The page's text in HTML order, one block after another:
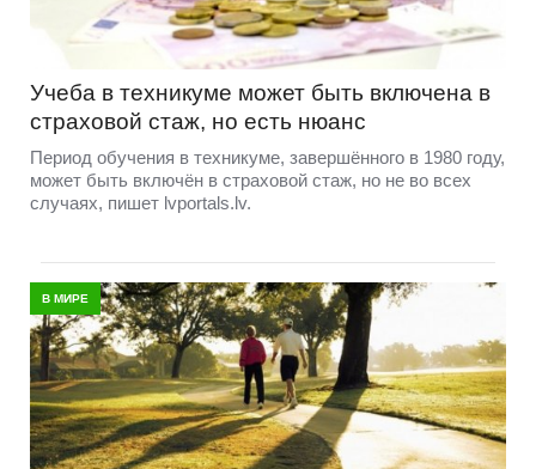
Учеба в техникуме может быть включена в
страховой стаж, но есть нюанс
Период обучения в техникуме, завершённого в 1980 году,
может быть включён в страховой стаж, но не во всех
случаях, пишет lvportals.lv.
В МИРЕ